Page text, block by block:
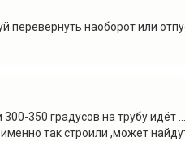
перевернуть наоборот или
350 градусов на трубу
так строили ,может